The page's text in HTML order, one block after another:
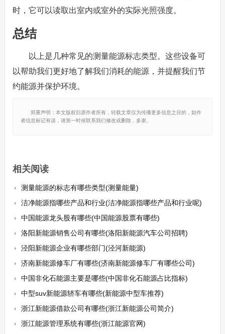
时，它可以读取出室内或室外的实际光照强度。
总结
以上是几种常见的测量能源标志类型。这些设备可
以帮助我们更好地了解我们消耗的能源，并提醒我们节
约能源并保护环境。
郑重声明：本文版权归原作者所有，转载文章仅为传播更多信息之目的，如作
者信息标记有误，请第一时候联系我们修改或删除，多谢。
相关阅读
测量能源的标志有哪些类型(测量能量)
洁净能源指哪些产品和行业(洁净能源指哪些产品和行业呢)
中国能源龙头股有哪些(中国能源股票有哪些)
洛阳新能源销售公司有哪些(洛阳新能源汽车公司招聘)
泾阳新能源企业有哪些部门(泾河新能源)
济南新能源修车厂有哪些(济南新能源修车厂有哪些公司)
中国非化石能源主要是哪些(中国非化石能源占比指标)
中型suv新能源轿车有哪些(新能源中型车推荐)
浙江新能源借款公司有哪些(浙江新能源公司简介)
浙江能源管理系统有哪些(浙江能源官网)